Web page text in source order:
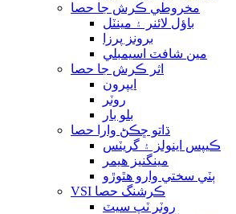
مخروطي ڪرش جا حصا
باؤل لائنر ۽ مينٽل
برونز پرزا
مين شافٽ اسيمبلي
اثر ڪرش جا حصا
ايپرون
روٽر
بلو بار
ڌاتو ڇڪڻ وارا حصا
ڪيپس اينولز ۽ گريٽس
مينگنيز هيمر
ٻٽي سختي وارو هٿوڙو
VSI ڪرشنگ حصا
روٽر ٽپ سيٽ